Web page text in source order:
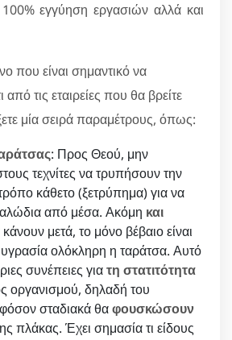
εγγύηση εργασιών αλλά και
που είναι σημαντικό να
από τις εταιρείες που θα βρείτε
μία σειρά παραμέτρους, όπως:
: Προς Θεού, μην
τεχνίτες να τρυπήσουν την
κάθετο (ξετρύπημα) για να
από μέσα. Ακόμη και
μετά, το μόνο βέβαιο είναι
υγρασία ολόκληρη η ταράτσα. Αυτό
συνέπειες γιατη στατιτότητα
οργανισμού, δηλαδή του
σταδιακά θαφουσκώσουν
πλάκας. Έχει σημασία τι είδους